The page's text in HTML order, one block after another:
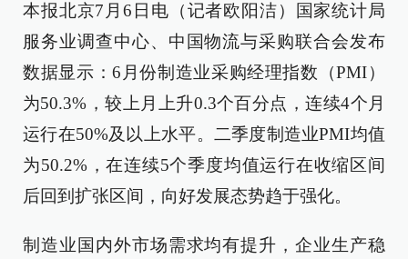
本报北京7月6日电（记者欧阳洁）国家统计局
服务业调查中心、中国物流与采购联合会发布
数据显示：6月份制造业采购经理指数（PMI）
为50.3%，较上月上升0.3个百分点，连续4个月
运行在50%及以上水平。二季度制造业PMI均值
为50.2%，在连续5个季度均值运行在收缩区间
后回到扩张区间，向好发展态势趋于强化。
制造业国内外市场需求均有提升，企业生产稳